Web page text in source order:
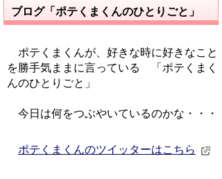
ブログ「ポテくまくんのひとりごと」
ポテくまくんが、好きな時に好きなこと
を勝手気ままに言っている 「ポテくまく
んのひとりごと」
今日は何をつぶやいているのかな・・・
ポテくまくんのツイッターはこちら